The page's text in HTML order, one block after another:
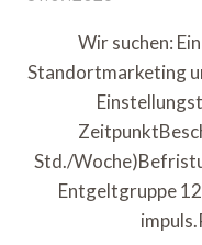
Wir suchen:
Standortmarketing
Std./
Entgeltgruppe